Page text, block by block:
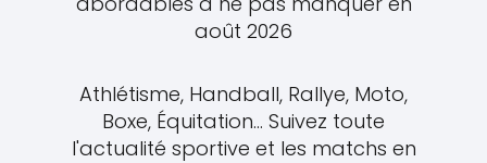
août 2026
Athlétisme, Handball, Rallye, Moto,
Boxe, Équitation... Suivez toute
l'actualité sportive et les matchs en